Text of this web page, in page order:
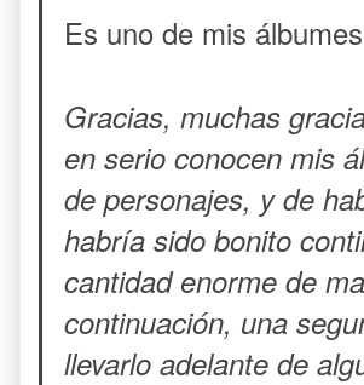
Es uno de mis
Gracias, muchas
en serio conocen mis
de personajes, y de
habría sido bonito
cantidad enorme de
continuación, una
llevarlo adelante de